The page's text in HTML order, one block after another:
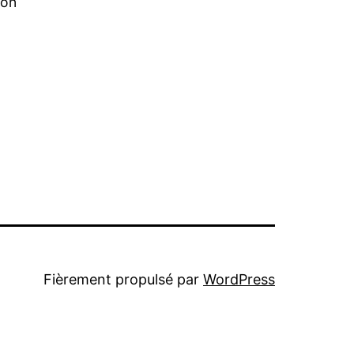
Fièrement propulsé par WordPress